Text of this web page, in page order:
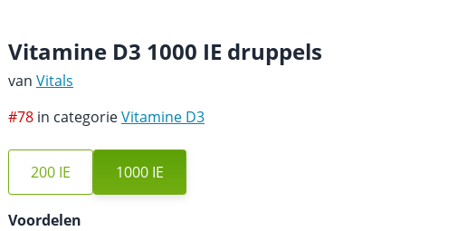
Vitamine D3 1000 IE druppels
van Vitals
#78 in categorieVitamine D3
200 IE 1000 IE
Voordelen